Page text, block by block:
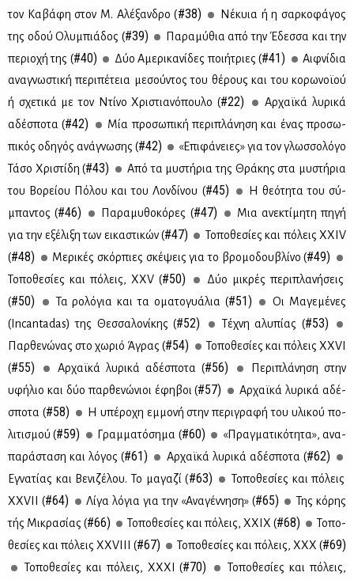
τον Κα­βά­φη στον Μ. Αλέ­ξαν­δρο (#38)
Νέ­κυια ή η σαρ­κο­φά­γος
της οδού Ολυ­μπιά­δος (#39)
Πα­ρα­μύ­θια από την Έδεσ­σα και την
πε­ριο­χή της (#40) Δύο Αμε­ρι­κα­νί­δες ποι­ή­τριες (#41)
Αιφ­νί­δια
ανα­γνω­στι­κή πε­ρι­πέ­τεια με­σού­ντος του θέ­ρους και του κο­ρω­νοϊ­ού
ή σχε­τι­κά με τον Ντί­νο Χρι­στια­νό­που­λο (#22)
Αρ­χαϊ­κά λυ­ρι­κά
αδέ­σπο­τα (#42)
Μία προ­σω­πι­κή πε­ρι­πλά­νη­ση και ένας προ­σω­
πι­κός οδη­γός ανά­γνω­σης (#42)
«Επι­φά­νειες» για τον γλωσ­σο­λό­γο
Τά­σο Χρι­στί­δη (#43)
Από τα μυ­στή­ρια της Θρά­κης στα μυ­στή­ρια
του Βο­ρεί­ου Πό­λου και του Λον­δί­νου (#45)
Η θε­ό­τη­τα του σύ­
μπα­ντος (#46) Πα­ρα­μυ­θο­κό­ρες (#47)
Μια ανε­κτί­μη­τη πη­γή
για την εξέ­λι­ξη των ει­κα­στι­κών (#47)
Το­πο­θε­σί­ες και πό­λεις XXIV
(#48) Με­ρι­κές σκόρ­πιες σκέ­ψεις για το βρο­μο­δου­βλί­νο (#49)
Το­πο­θε­σί­ες και πό­λεις, ΧΧV (#50)
Δύο μι­κρές πε­ρι­πλα­νή­σεις
(#50) Τα ρο­λό­για και τα ομα­το­γυά­λια (#51)
Οι Μα­γε­μέ­νες
(Ιncantadas) της Θεσ­σα­λο­νί­κης (#52) Τέ­χνη αλυ­πί­ας (#53)
Παρ­θε­νώ­νας στο χω­ριό Άγρας (#54)
Το­πο­θε­σί­ες και πό­λεις ΧΧVI
(#55) Αρ­χαϊ­κά λυ­ρι­κά αδέ­σπο­τα (#56)
Πε­ρι­πλά­νη­ση στην
υφή­λιο και δύο παρ­θε­νώ­νιοι έφη­βοι (#57)
Αρ­χαϊ­κά λυ­ρι­κά αδέ­
σπο­τα (#58)
Η υπέ­ρο­χη εμ­μο­νή στην πε­ρι­γρα­φή του υλι­κού πο­
λι­τι­σμού (#59) Γραμ­μα­τό­ση­μα (#60)
«Πραγ­μα­τι­κό­τη­τα», ανα­
πα­ρά­στα­ση και λό­γος (#61) Αρ­χαϊ­κά λυ­ρι­κά αδέ­σπο­τα (#62)
Εγνα­τί­ας και Βε­νι­ζέ­λου. Το μα­γα­ζί (#63)
Το­πο­θε­σί­ες και πό­λεις
XXVII (#64) Λί­γα λό­για για την «Ανα­γέν­νη­ση» (#65)
Της κό­ρης
τής Μι­κρα­σί­ας (#66) Το­πο­θε­σί­ες και πό­λεις, ΧΧIΧ (#68)
Το­πο­
θε­σί­ες και πό­λεις ΧΧVIII (#67) Το­πο­θε­σί­ες και πό­λεις, ΧΧΧ (#69)
Το­πο­θε­σί­ες και πό­λεις, ΧΧ­ΧΙ (#70)
Το­πο­θε­σί­ες και πό­λεις,